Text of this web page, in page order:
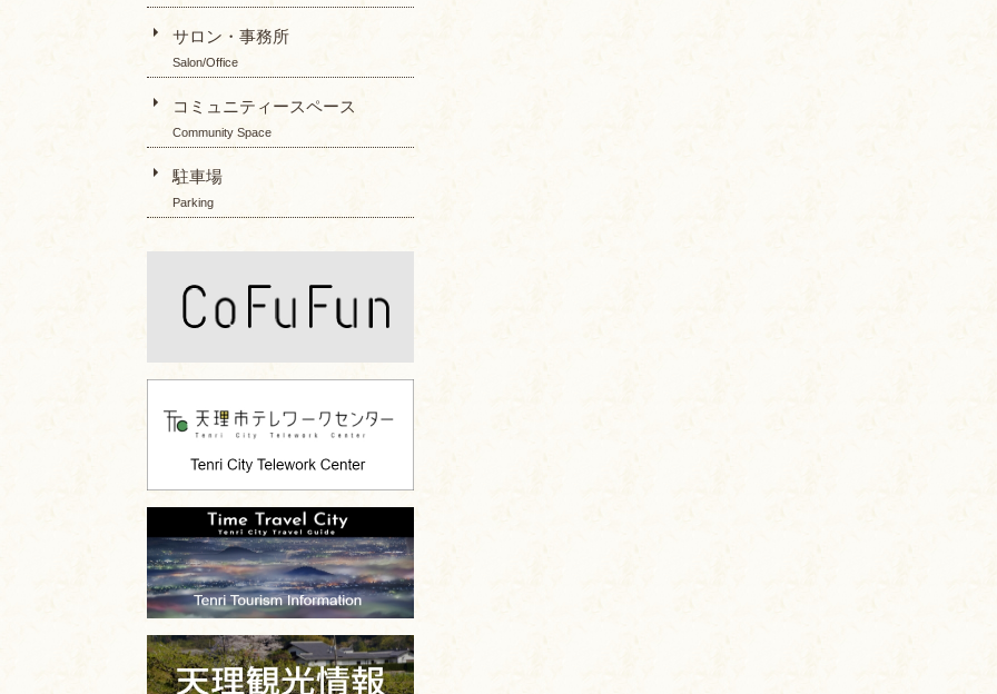
サロン・事務所
Salon/Office
コミュニティースペース
Community Space
駐車場
Parking